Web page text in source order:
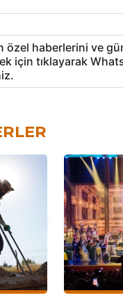
özel haberlerini ve
için tıklayarak